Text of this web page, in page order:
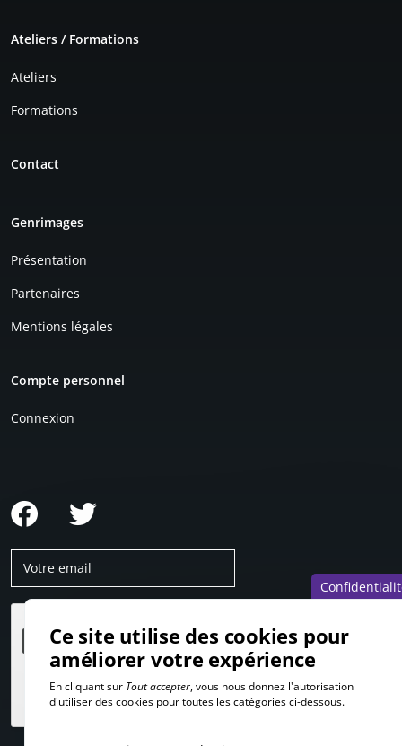
Ateliers / Formations
Ateliers
Formations
Contact
Genrimages
Présentation
Partenaires
Mentions légales
Compte personnel
Connexion
Ce site utilise des cookies pour
améliorer votre expérience
En cliquant sur Tout accepter, vous nous donnez l'autorisation
d'utiliser des cookies pour toutes les catégories ci-dessous.